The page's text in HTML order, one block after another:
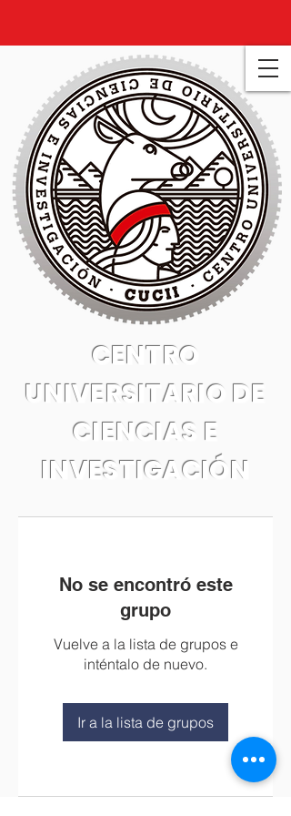
CENTRO
UNIVERSITARIO DE
CIENCIAS E
INVESTIGACIÓN
No se encontró este
grupo
Vuelve a la lista de grupos e
inténtalo de nuevo.
Ir a la lista de grupos